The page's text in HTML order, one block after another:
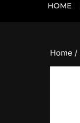
HOME
Home /